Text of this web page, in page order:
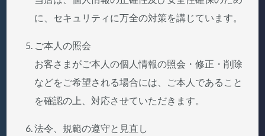
に、セキュリティに万全の対策を講じています。
ご本人の照会
お客さまがご本人の個人情報の照会・修正・削除
などをご希望される場合には、ご本人であること
を確認の上、対応させていただきます。
法令、規範の遵守と見直し